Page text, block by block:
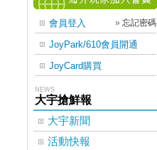
會員登入 » 忘記密碼
JoyPark/610會員開通
JoyCard購買
NEWS
大宇搶鮮報
大宇新聞
活動快報